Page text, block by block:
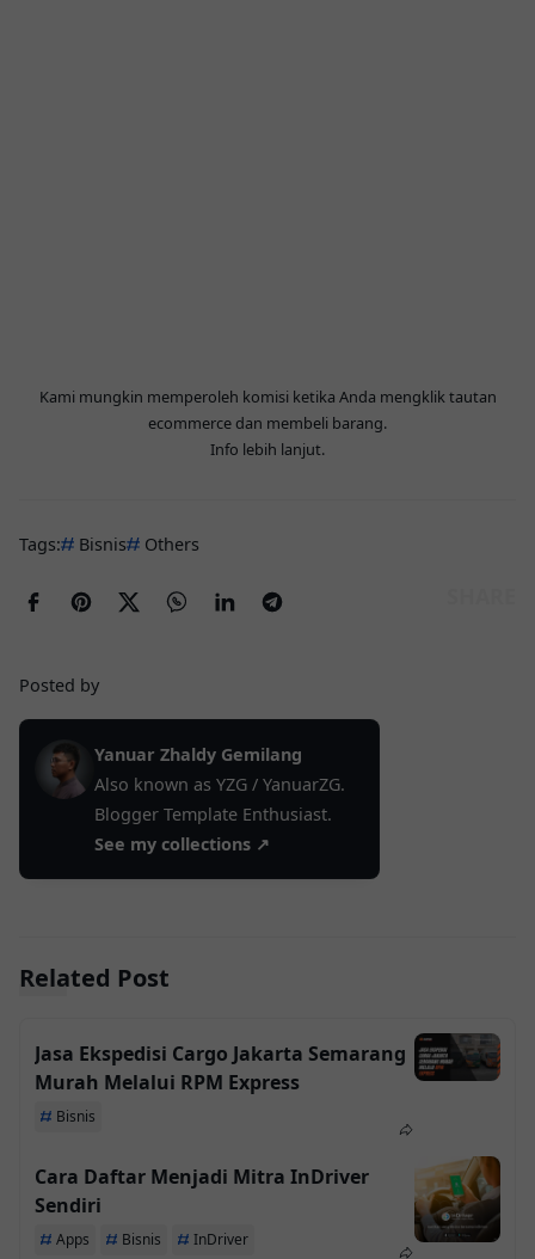
Kami mungkin memperoleh komisi ketika Anda mengklik tautan
ecommerce dan membeli barang.
Info lebih lanjut.
Tags: Bisnis Others
Posted by
Yanuar Zhaldy Gemilang
Also known as YZG / YanuarZG.
Blogger Template Enthusiast.
See my collections ↗
Related Post
Jasa Ekspedisi Cargo Jakarta Semarang
Murah Melalui RPM Express
Bisnis
Cara Daftar Menjadi Mitra InDriver
Sendiri
Apps Bisnis InDriver